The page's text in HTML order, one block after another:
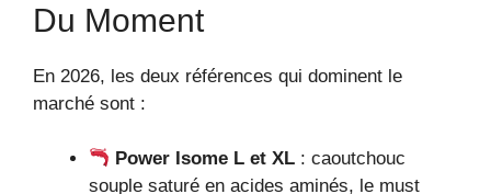
Du Moment
En 2026, les deux références qui dominent le
marché sont :
Power Isome L et XL : caoutchouc
souple saturé en acides aminés, le must